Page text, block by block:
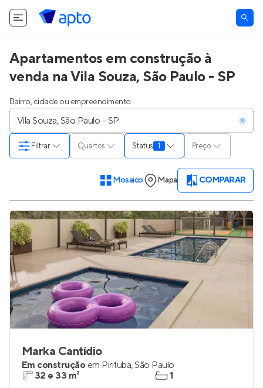
Apartamentos em construção à
venda na Vila Souza, São Paulo - SP
Bairro, cidade ou empreendimento
Quartos Status 1 Preço
Filtrar
Mosaico Mapa COMPARAR
Marka Cantídio
Em construção em Pirituba,São Paulo
32 e 33 m²
1